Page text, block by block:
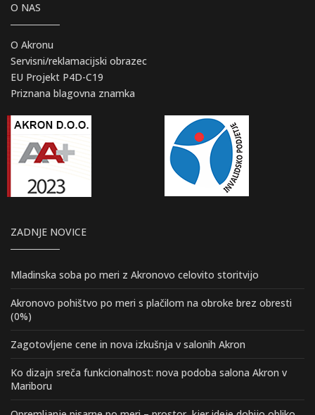
O NAS
O Akronu
Servisni/reklamacijski obrazec
EU Projekt P4D-C19
Priznana blagovna znamka
ZADNJE NOVICE
Mladinska soba po meri z Akronovo celovito storitvijo
Akronovo pohištvo po meri s plačilom na obroke brez obresti
(0%)
Zagotovljene cene in nova izkušnja v salonih Akron
Ko dizajn sreča funkcionalnost: nova podoba salona Akron v
Mariboru